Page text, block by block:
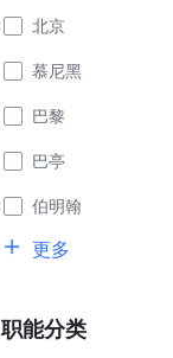
北京
慕尼黑
巴黎
巴亭
伯明翰
更多
职能分类